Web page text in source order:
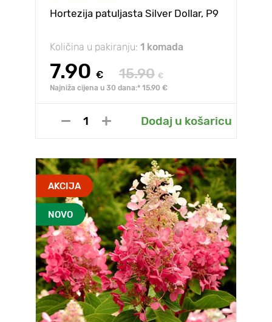
Hortezija patuljasta Silver Dollar, P9
Količina u pakiranju: 1 komada
7.90 € 15.90 €
Najniža cijena u 30 dana:* 15.90 €
Dodaj u košaricu
AKCIJA
NOVO